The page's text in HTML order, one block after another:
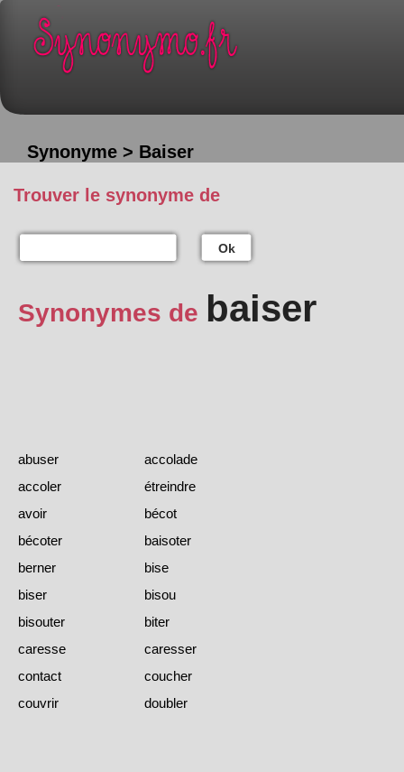
Synonyme > Baiser
Trouver le synonyme de
Ok
Synonymes de baiser
abuser
accolade
accoler
étreindre
avoir
bécot
bécoter
baisoter
berner
bise
biser
bisou
bisouter
biter
caresse
caresser
contact
coucher
couvrir
doubler